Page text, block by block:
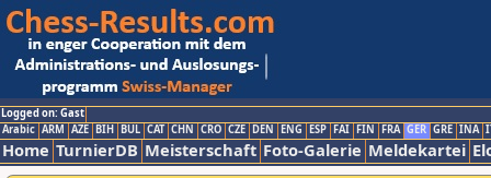
Logged on: Gast
Arabic ARM AZE BIH BUL CAT CHN CRO CZE DEN ENG ESP FAI FIN FRA GER GRE INA
Home TurnierDB Meisterschaft Foto-Galerie Meldekartei